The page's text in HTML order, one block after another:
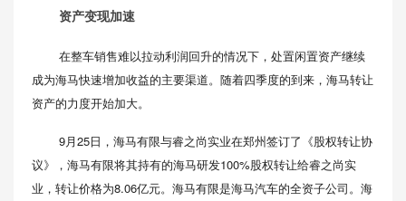
资产变现加速
在整车销售难以拉动利润回升的情况下，处置闲置资产继续
成为海马快速增加收益的主要渠道。随着四季度的到来，海马转让
资产的力度开始加大。
9月25日，海马有限与睿之尚实业在郑州签订了《股权转让协
议》，海马有限将其持有的海马研发100%股权转让给睿之尚实
业，转让价格为8.06亿元。海马有限是海马汽车的全资子公司。海